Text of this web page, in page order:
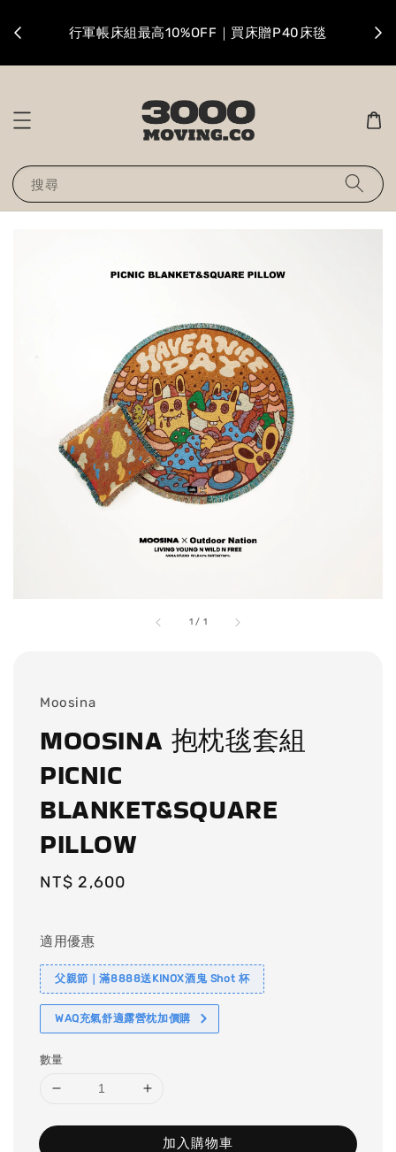
行軍帳床組最高10%OFF｜買床贈P40床毯
搜尋
1 / 1
Moosina
MOOSINA 抱枕毯套組
PICNIC
BLANKET&SQUARE
PILLOW
Regular
NT$ 2,600
適用優惠
父親節｜滿8888送KINOX酒鬼 Shot 杯
WAQ充氣舒適露營枕加價購
數量
加入購物車